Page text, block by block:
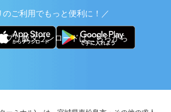
のご利用でもっと便利に！／
プリ版ダウンロードはこちらから